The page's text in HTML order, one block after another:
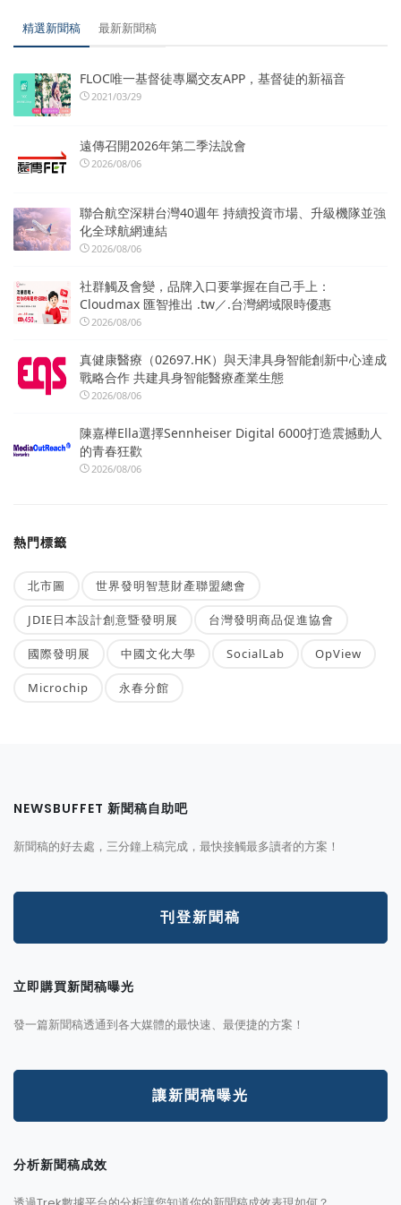
精選新聞稿 最新新聞稿
FLOC唯一基督徒專屬交友APP，基督徒的新福音
2021/03/29
遠傳召開2026年第二季法說會
2026/08/06
聯合航空深耕台灣40週年 持續投資市場、升級機隊並強
化全球航網連結
2026/08/06
社群觸及會變，品牌入口要掌握在自己手上：
Cloudmax 匯智推出 .tw／.台灣網域限時優惠
2026/08/06
真健康醫療（02697.HK）與天津具身智能創新中心達成
戰略合作 共建具身智能醫療產業生態
2026/08/06
陳嘉樺Ella選擇Sennheiser Digital 6000打造震撼動人
的青春狂歡
2026/08/06
熱門標籤
北市圖 世界發明智慧財產聯盟總會
JDIE日本設計創意暨發明展 台灣發明商品促進協會
國際發明展 中國文化大學 SocialLab OpView
Microchip 永春分館
NEWSBUFFET 新聞稿自助吧
新聞稿的好去處，三分鐘上稿完成，最快接觸最多讀者的方案！
刊登新聞稿
立即購買新聞稿曝光
發一篇新聞稿透通到各大媒體的最快速、最便捷的方案！
讓新聞稿曝光
分析新聞稿成效